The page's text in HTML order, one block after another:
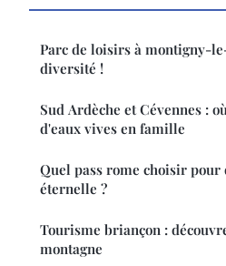
Parc de loisirs à montigny-
diversité !
Sud Ardèche et Cévennes :
d'eaux vives en famille
Quel pass rome choisir
éternelle ?
Tourisme briançon :
montagne